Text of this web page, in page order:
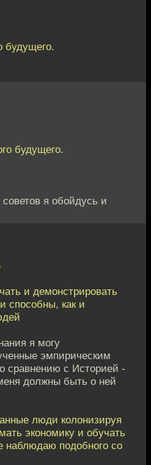
будущего.
будущего.
я обойдусь и
и демонстрировать
способны, как и
я могу
эмпирическим
сравнению с Историей -
должны быть о ней
люди колонизируя
экономику и обучать
наблюдаю подобного со